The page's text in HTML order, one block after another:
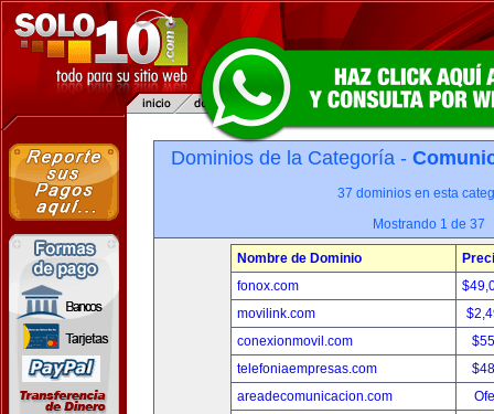
Dominios de la Categoría -
37 dominios en esta
Mostrando 1 de 37
Nombre de Dominio
fonox.com
movilink.com
conexionmovil.com
telefoniaempresas.com
areadecomunicacion.com